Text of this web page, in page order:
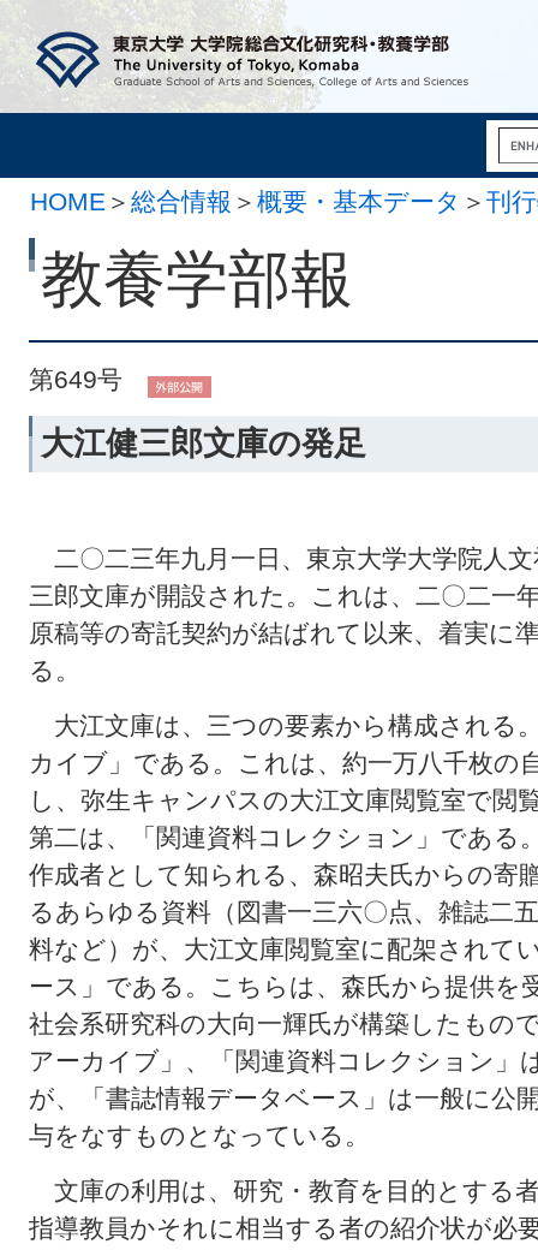
HOME ＞ 総合情報 ＞ 概要・基本データ ＞ 刊
11月 1日）
教養学部報
第649号
大江健三郎文庫の発足
二〇二三年九月一日、東京大学大学院人
三郎文庫が開設された。これは、二〇二一
原稿等の寄託契約が結ばれて以来、着実に
る。
大江文庫は、三つの要素から構成される
カイブ」である。これは、約一万八千枚の
し、弥生キャンパスの大江文庫閲覧室で
第二は、「関連資料コレクション」である
作成者として知られる、森昭夫氏からの寄
るあらゆる資料（図書一三六〇点、雑誌二
料など）が、大江文庫閲覧室に配架されて
ース」である。こちらは、森氏から提供を
社会系研究科の大向一輝氏が構築したもの
アーカイブ」、「関連資料コレクション」
が、「書誌情報データベース」は一般に公
与をなすものとなっている。
文庫の利用は、研究・教育を目的とする
指導教員かそれに相当する者の紹介状が必